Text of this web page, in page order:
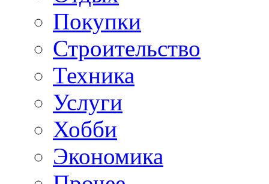
Покупки
Строительство
Техника
Услуги
Хобби
Экономика